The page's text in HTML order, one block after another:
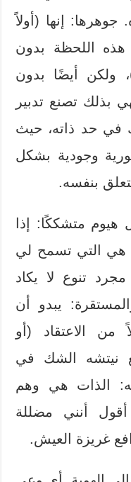
إنها (أولاً
اللحظة بدون
ولكن أيضًا بدون
بذلك تصنع تدبير
في حد ذاته، حيث
وجودية بشكل
بنفسه.
متشككًا: إذا
هي التي تسمح لي
تنوع لا يكاد
يبدو أن
من الاعتقاد (أو
نيتشه الشك في
الذات هي وهم
أنني مضللة
غريزة العيش.